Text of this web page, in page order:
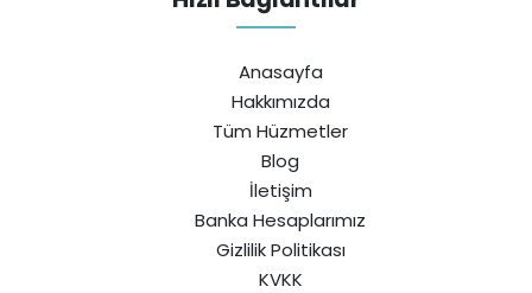
Anasayfa
Hakkımızda
Tüm Hüzmetler
Blog
İletişim
Banka Hesaplarımız
Gizlilik Politikası
KVKK